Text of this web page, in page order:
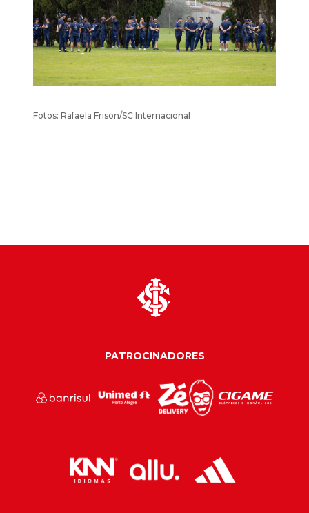
Fotos: Rafaela Frison/SC Internacional
PATROCINADORES